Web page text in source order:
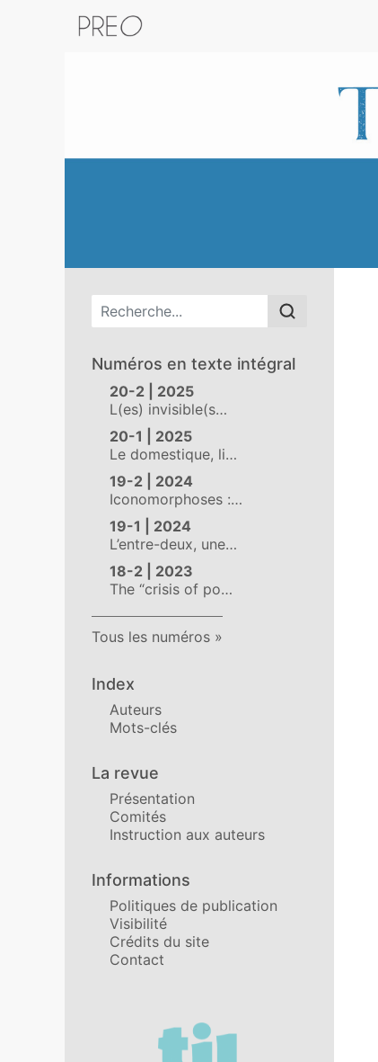
Menu principal
Numéros en texte intégral
20-2 | 2025
L(es) invisible(s…
20-1 | 2025
Le domestique, li…
19-2 | 2024
Iconomorphoses :…
19-1 | 2024
L’entre-deux, une…
18-2 | 2023
The “crisis of po…
Tous les numéros
Index
Auteurs
Mots-clés
La revue
Présentation
Comités
Instruction aux auteurs
Informations
Politiques de publication
Visibilité
Crédits du site
Contact
Affiliations/partenaires